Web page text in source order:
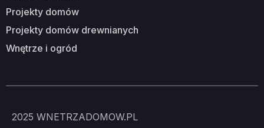
projekty domów
projekty domów drewnianych
wnętrze i ogród
2025 WNETRZADOMOW.PL